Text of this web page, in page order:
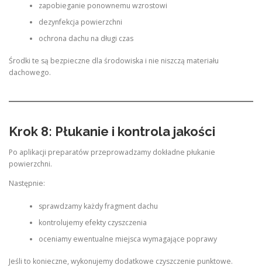
zapobieganie ponownemu wzrostowi
dezynfekcja powierzchni
ochrona dachu na długi czas
Środki te są bezpieczne dla środowiska i nie niszczą materiału
dachowego.
Krok 8: Płukanie i kontrola jakości
Po aplikacji preparatów przeprowadzamy dokładne płukanie
powierzchni.
Następnie:
sprawdzamy każdy fragment dachu
kontrolujemy efekty czyszczenia
oceniamy ewentualne miejsca wymagające poprawy
Jeśli to konieczne, wykonujemy dodatkowe czyszczenie punktowe.